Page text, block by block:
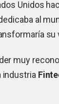
Unidos
al
su
muy
industria